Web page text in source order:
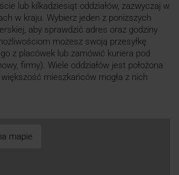
lub kilkadziesiąt oddziałów, zazwyczaj w
w kraju. Wybierz jeden z poniższych
aby sprawdzić adres oraz godziny
możesz swoją przesyłkę
z placówek lub zamówić kuriera pod
firmy). Wiele oddziałów jest położona
mieszkańców mogła z nich
mapie